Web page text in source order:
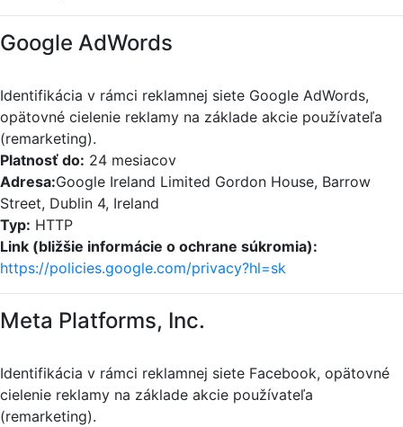
Google AdWords
Identifikácia v rámci reklamnej siete Google AdWords,
opätovné cielenie reklamy na základe akcie používateľa
(remarketing).
Platnosť do: 24 mesiacov
Adresa:Google Ireland Limited Gordon House, Barrow
Street, Dublin 4, Ireland
Typ: HTTP
Link (bližšie informácie o ochrane súkromia):
https://policies.google.com/privacy?hl=sk
Meta Platforms, Inc.
Identifikácia v rámci reklamnej siete Facebook, opätovné
cielenie reklamy na základe akcie používateľa
(remarketing).